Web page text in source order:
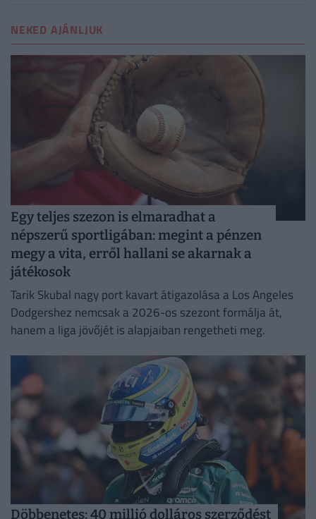
NEKED AJÁNLJUK
Egy teljes szezon is elmaradhat a
népszerű sportligában: megint a pénzen
megy a vita, erről hallani se akarnak a
játékosok
Tarik Skubal nagy port kavart átigazolása a Los Angeles
Dodgershez nemcsak a 2026-os szezont formálja át,
hanem a liga jövőjét is alapjaiban rengetheti meg.
Döbbenetes: 40 millió dolláros szerződést